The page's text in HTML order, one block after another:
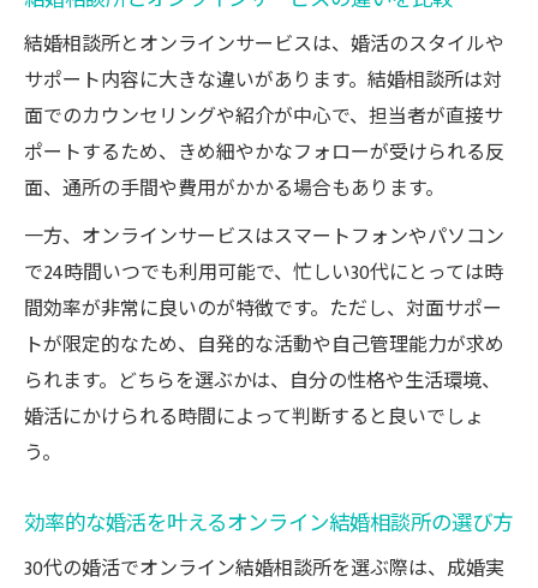
結婚相談所とオンラインサービスは、婚活のスタイルや
サポート内容に大きな違いがあります。結婚相談所は対
面でのカウンセリングや紹介が中心で、担当者が直接サ
ポートするため、きめ細やかなフォローが受けられる反
面、通所の手間や費用がかかる場合もあります。
一方、オンラインサービスはスマートフォンやパソコン
で24時間いつでも利用可能で、忙しい30代にとっては時
間効率が非常に良いのが特徴です。ただし、対面サポー
トが限定的なため、自発的な活動や自己管理能力が求め
られます。どちらを選ぶかは、自分の性格や生活環境、
婚活にかけられる時間によって判断すると良いでしょ
う。
効率的な婚活を叶えるオンライン結婚相談所の選び方
30代の婚活でオンライン結婚相談所を選ぶ際は、成婚実